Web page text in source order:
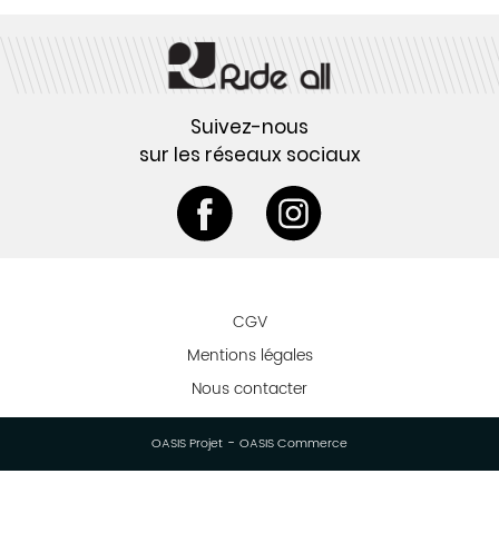
Suivez-nous
sur les réseaux sociaux
CGV
Mentions légales
Nous contacter
OASIS Projet - OASIS Commerce